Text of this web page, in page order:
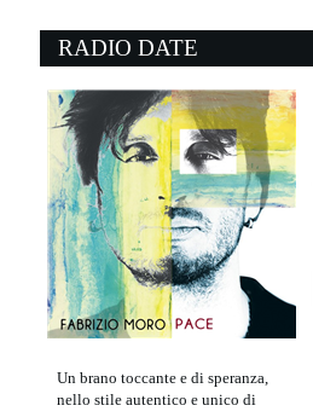
RADIO DATE
Un brano toccante e di speranza,
nello stile autentico e unico di